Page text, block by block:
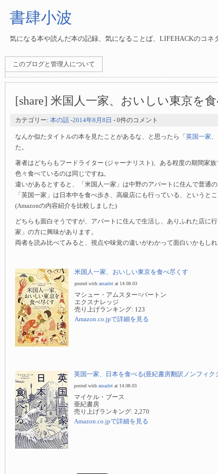
書肆小波
気になる本や読んだ本の記録、気になることば、LIFEHACKのコネ
このブログと管理人について
[share] 米国人一家、おいしい東京を
カテゴリー: 本の話 -2014年8月8日 - 0件のコメント
なんか似たタイトルの本を見たことがあるな、と思ったら「 英国一家
た。
著者はどちらもフードライター (ジャーナリスト)、ある程度の期間家
色々食べているのは同じですね。
違いがあるとすると、「米国人一家」は中野のアパートに住んで普通
「英国一家」は日本中を食べ歩き、高級店にも行っている、というと
(Amazonの内容紹介を比較しました)
どちらも面白そうですが、アパートに住んで生活し、ありふれた店に
家」の方に興味があります。
両者を読み比べてみると、視点や味覚の違いがわかって面白いかもし
米国人一家、おいしい東京を食べ尽くす
posted with amazlet at 14.08.03
マシュー・アムスター=バートン
エクスナレッジ
売り上げランキング: 123
Amazon.co.jpで詳細を見る
英国一家、日本を食べる(亜紀書房翻訳ノンフィク
posted with amazlet at 14.08.03
マイケル・ブース
亜紀書房
売り上げランキング: 2,270
Amazon.co.jpで詳細を見る